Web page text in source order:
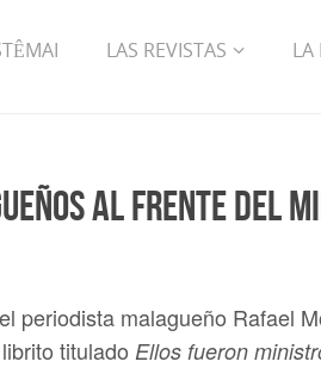
LAS REVISTAS LA
al frente del
periodista malagueño Rafael
titulado Ellos fueron